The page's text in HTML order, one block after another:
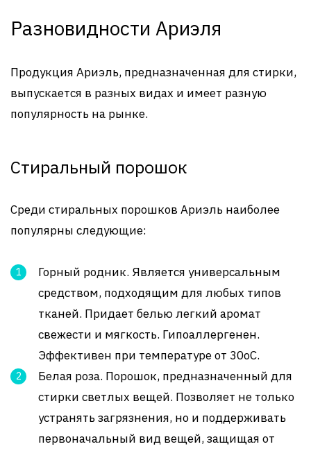
Разновидности Ариэля
Продукция Ариэль, предназначенная для стирки,
выпускается в разных видах и имеет разную
популярность на рынке.
Стиральный порошок
Среди стиральных порошков Ариэль наиболее
популярны следующие:
Горный родник. Является универсальным
средством, подходящим для любых типов
тканей. Придает белью легкий аромат
свежести и мягкость. Гипоаллергенен.
Эффективен при температуре от 30оС.
Белая роза. Порошок, предназначенный для
стирки светлых вещей. Позволяет не только
устранять загрязнения, но и поддерживать
первоначальный вид вещей, защищая от